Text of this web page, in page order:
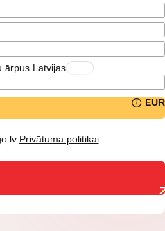
ārpus Latvijas
EUR
Privātuma politikai.